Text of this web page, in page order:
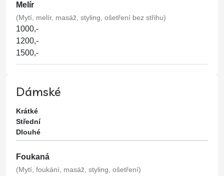
Melír
(Mytí, melír, masáž, styling, ošetření bez střihu)
1000,-
1200,-
1500,-
Dámské
Krátké
Střední
Dlouhé
Foukaná
(Mytí, foukání, masáž, styling, ošetření)